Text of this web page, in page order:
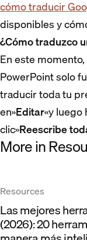
cómo traducir
disponibles y
¿Cómo traduzco
En este
PowerPoint solo
traducir toda tu
en»Editar«y luego
clic»Reescribe
More in
Resources
Las mejores
(2026): 20